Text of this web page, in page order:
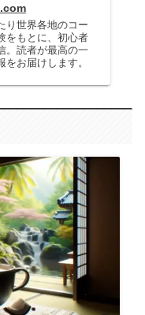
り世界各地のコー
をもとに、初心者
。読者が最高の一
お届けします。